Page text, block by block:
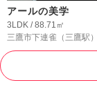
アールの美学
3LDK / 88.71㎡
三鷹市下連雀 （三鷹駅）